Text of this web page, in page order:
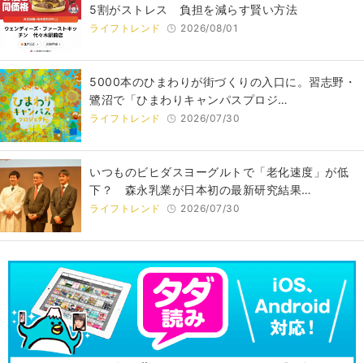
5割がストレス 負担を減らす賢い方法
ライフトレンド 2026/08/01
5000本のひまわりが街づくりの入口に。習志野・
鷺沼で「ひまわりキャンパスプロジ…
ライフトレンド 2026/07/30
いつものビヒダスヨーグルトで「老化速度」が低
下？ 森永乳業が日本初の最新研究結果…
ライフトレンド 2026/07/30